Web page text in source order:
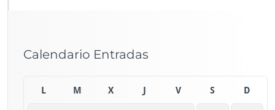
Calendario Entradas
L M X V S D